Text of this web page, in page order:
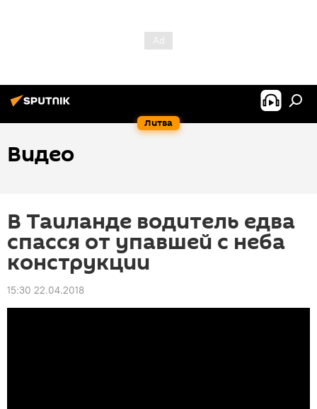
Литва
Видео
В Таиланде водитель едва
спасся от упавшей с неба
конструкции
15:30 22.04.2018